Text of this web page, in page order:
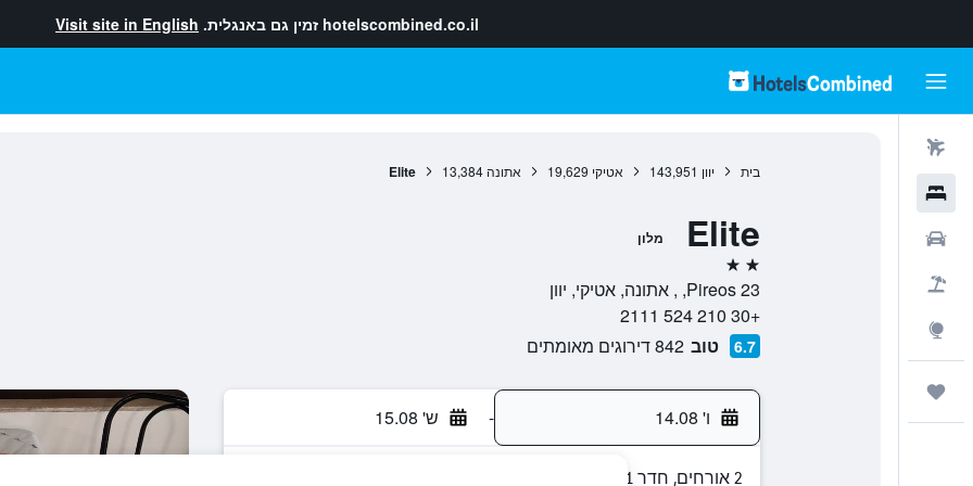
hotelscombined.co.il זמין גם באנגלית. Visit site in English
בית יוון 143,951 אטיקי 19,629 אתונה 13,384
Elite
Elite מלון
2 כוכבים
Pireos 23, , אתונה, אטיקי, יוון
+30 210 524 2111
6.7 טוב 842 דירוגים מאומתים
ו' 14.08 - ש' 15.08
2 אורחים, חדר 1